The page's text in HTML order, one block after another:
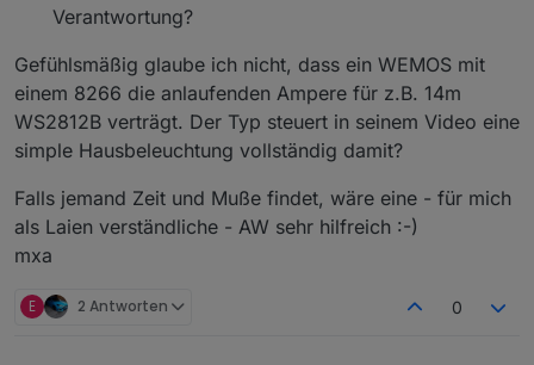
Verantwortung?
Gefühlsmäßig glaube ich nicht, dass ein WEMOS mit
einem 8266 die anlaufenden Ampere für z.B. 14m
WS2812B verträgt. Der Typ steuert in seinem Video eine
simple Hausbeleuchtung vollständig damit?
Falls jemand Zeit und Muße findet, wäre eine - für mich
als Laien verständliche - AW sehr hilfreich :-)
mxa
E 2 Antworten 0